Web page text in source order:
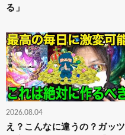
る」
2026.08.04
え？こんなに違うの？ガッツ